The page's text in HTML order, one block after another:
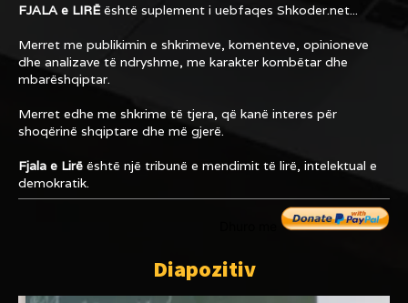
FJALA e LIRËështë suplement i uebfaqes Shkoder.net...
Merret me publikimin e shkrimeve, komenteve, opinioneve
dhe analizave të ndryshme, me karakter kombëtar dhe
mbarëshqiptar.
Merret edhe me shkrime të tjera, që kanë interes për
shoqërinë shqiptare dhe më gjerë.
Fjala e Lirë është një tribunë e mendimit të lirë, intelektual e
demokratik.
Diapozitiv